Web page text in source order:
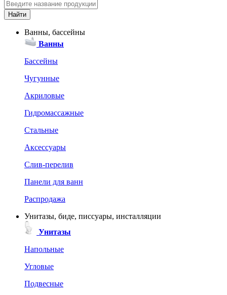
Ванны, бассейны
Ванны
Бассейны
Чугунные
Акриловые
Гидромассажные
Стальные
Аксессуары
Слив-перелив
Панели для ванн
Распродажа
Унитазы, биде, писсуары, инсталляции
Унитазы
Напольные
Угловые
Подвесные